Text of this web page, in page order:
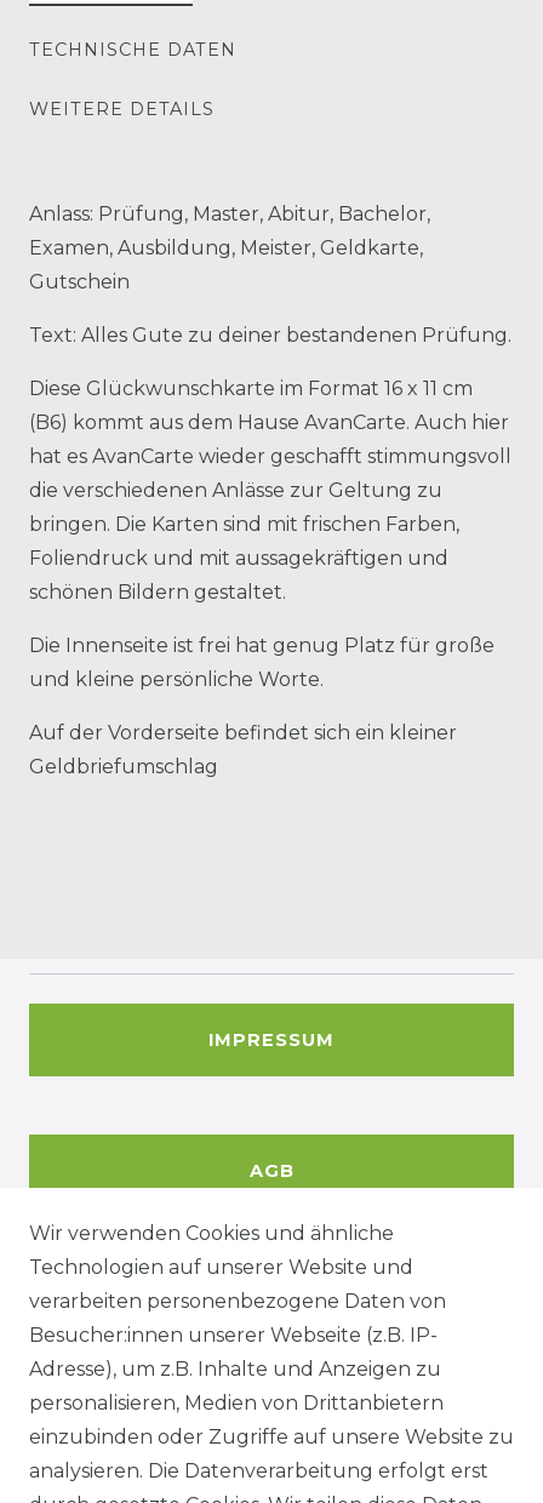
TECHNISCHE DATEN
WEITERE DETAILS
Anlass: Prüfung, Master, Abitur, Bachelor,
Examen, Ausbildung, Meister, Geldkarte,
Gutschein
Text: Alles Gute zu deiner bestandenen Prüfung.
Diese Glückwunschkarte im Format 16 x 11 cm
(B6) kommt aus dem Hause AvanCarte. Auch hier
hat es AvanCarte wieder geschafft stimmungsvoll
die verschiedenen Anlässe zur Geltung zu
bringen. Die Karten sind mit frischen Farben,
Foliendruck und mit aussagekräftigen und
schönen Bildern gestaltet.
Die Innenseite ist frei hat genug Platz für große
und kleine persönliche Worte.
Auf der Vorderseite befindet sich ein kleiner
Geldbriefumschlag
IMPRESSUM
AGB
DATENSCHUTZERKÄRUNG
WIDERRUFSRECHT
Wir verwenden Cookies und ähnliche
Technologien auf unserer Website und
verarbeiten personenbezogene Daten von
Besucher:innen unserer Webseite (z.B. IP-
Adresse), um z.B. Inhalte und Anzeigen zu
personalisieren, Medien von Drittanbietern
einzubinden oder Zugriffe auf unsere Website zu
analysieren. Die Datenverarbeitung erfolgt erst